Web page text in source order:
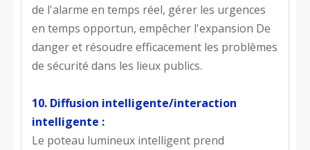
de l'alarme en temps réel, gérer les urgences
en temps opportun, empêcher l'expansion De
danger et résoudre efficacement les problèmes
de sécurité dans les lieux publics.
10. Diffusion intelligente/interaction
intelligente :
Le poteau lumineux intelligent prend